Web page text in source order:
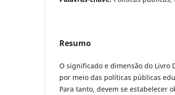
Resumo
O significado e dimensão do Livro
por meio das políticas públicas
Para tanto, devem se estabelecer